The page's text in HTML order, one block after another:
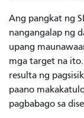
Ang pangkat ng
nangangalap ng
upang
mga target na
resulta ng
paano
pagbabago sa